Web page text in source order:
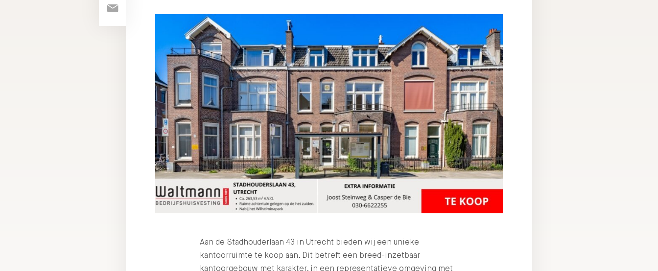
Aan de Stadhouderlaan 43 in Utrecht bieden wij een unieke
kantoorruimte te koop aan. Dit betreft een breed-inzetbaar
kantoorgebouw met karakter, in een representatieve omgeving met